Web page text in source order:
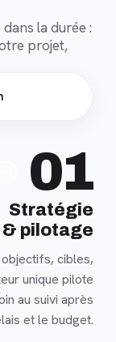
la durée :
projet,
01
Stratégie
& pilotage
cibles,
unique pilote
au suivi après
et le budget.